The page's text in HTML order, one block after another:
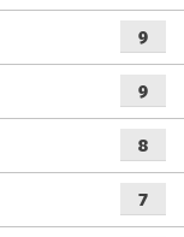
9
9
8
7